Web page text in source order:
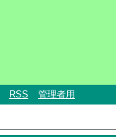
RSS 管理者用